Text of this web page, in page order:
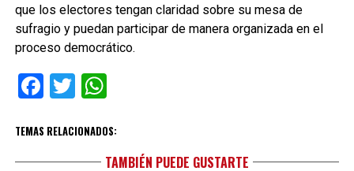
que los electores tengan claridad sobre su mesa de
sufragio y puedan participar de manera organizada en el
proceso democrático.
Facebook
TwitterWhatsApp
TEMAS RELACIONADOS:
TAMBIÉN PUEDE GUSTARTE